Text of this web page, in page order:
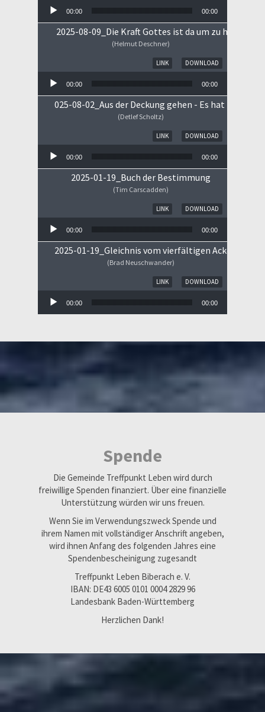
00:00 00:00
2025-08-09_Die Kraft Gottes ist da um zu heilen!
(Helmut Deschner)
DOWNLOAD
LINK
00:00 00:00
025-08-02_Aus der Deckung gehen - Es hat
(Detlef Scholtz)
DOWNLOAD
LINK
00:00 00:00
2025-01-19_Buch der Bestimmung
(Tim Carscadden)
DOWNLOAD
LINK
00:00 00:00
2025-01-19_Gleichnis vom vierfältigen Ackerboden
(Brad Neuschwander)
DOWNLOAD
LINK
00:00 00:00
Spende
Die Gemeinde Treffpunkt Leben wird durch
freiwillige Spenden finanziert. Über eine finanzielle
Unterstützung würden wir uns freuen.
Wenn Sie im Verwendungszweck Spende und
ihrem Namen mit vollständiger Anschrift angeben,
wird ihnen Anfang des folgenden Jahres eine
Spendenbescheinigung zugesandt
Treffpunkt Leben Biberach e. V.
IBAN: DE43 6005 0101 0004 2829 96
Landesbank Baden-Württemberg
Herzlichen Dank!